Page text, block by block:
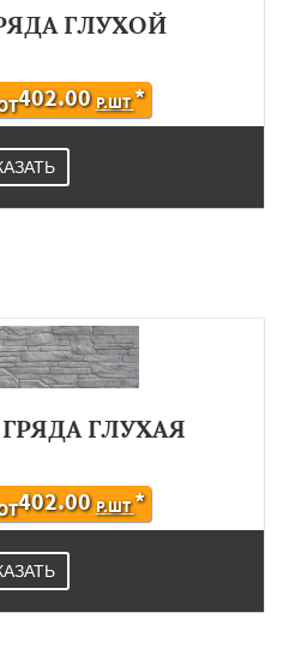
ГЛУХОЙ
402.00 Р.ШТ*
ГЛУХАЯ
402.00 Р.ШТ*